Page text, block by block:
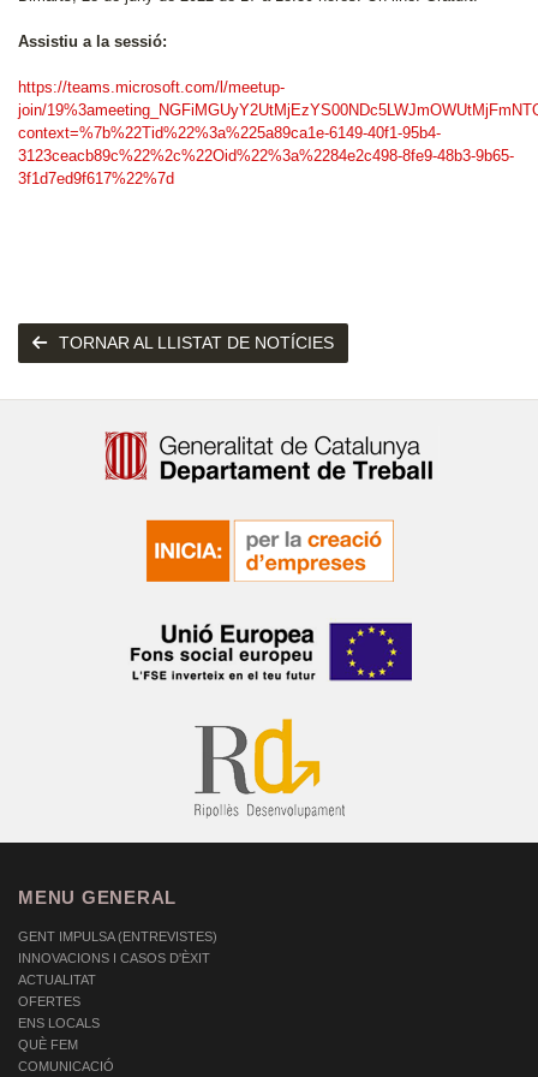
Assistiu a la sessió:
https://teams.microsoft.com/l/meetup-
join/
context=%7b%22Tid%22%3a%225a89ca1e-6149-40f1-95b4-
3123ceacb89c%22%2c%22Oid%22%3a%2284e2c498-8fe9-48b3-9b65-
3f1d7ed9f617%22%7d
TORNAR AL LLISTAT DE NOTÍCIES
MENU GENERAL
GENT IMPULSA (ENTREVISTES)
INNOVACIONS I CASOS D'ÈXIT
ACTUALITAT
OFERTES
ENS LOCALS
QUÈ FEM
COMUNICACIÓ